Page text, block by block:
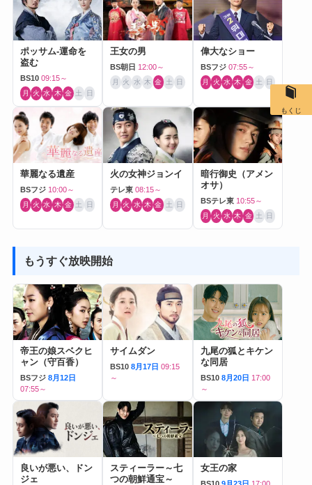
ポッサム-運命を
盗む
BS10 09:15～
月 火 水 木 金 土 日
王女の男
BS朝日 12:00～
月 火 水 木 金 土 日
偉大なショー
BSフジ 07:55～
月 火 水 木 金 土 日
華麗なる遺産
BSフジ 10:00～
月 火 水 木 金 土 日
火の女神ジョンイ
テレ東 08:15～
月 火 水 木 金 土 日
暗行御史（アメン
オサ）
BSテレ東 10:55～
月 火 水 木 金 土 日
もうすぐ放映開始
帝王の娘スベクヒ
ャン（守百香）
BSフジ 8月12日
07:55～
サイムダン
BS10 8月17日 09:15
～
九尾の狐とキケン
な同居
BS10 8月20日 17:00
～
良いが悪い、ドン
ジェ
スティーラー～七
つの朝鮮通宝～
女王の家
もくじ